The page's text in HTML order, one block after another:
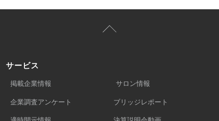
サービス
掲載企業情報 サロン情報
企業調査アンケート ブリッジレポート